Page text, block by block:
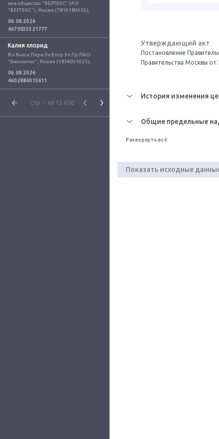
ное общество "ВЕРТЕКС" (АО
"ВЕРТЕКС"), Россия (7810180435);
06.08.2026
4670033321777
Калия хлорид
Вл.Вып.к.Перв.Уп.Втор.Уп.Пр.ПАО
"Биосинтез", Россия (5834001025);
06.08.2026
4602884015611
Стр. 1 из 13 850
Утверждающий акт
Постановление
Правительства Москвы
История изменения
Общие предельные
Развернуть всё
Показать исходные